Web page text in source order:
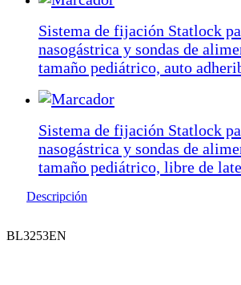
Sistema de fijación Statlock
nasogástrica y sondas de
tamaño pediátrico, auto
Sistema de fijación Statlock
nasogástrica y sondas de
tamaño pediátrico, libre de
Descripción
BL3253EN